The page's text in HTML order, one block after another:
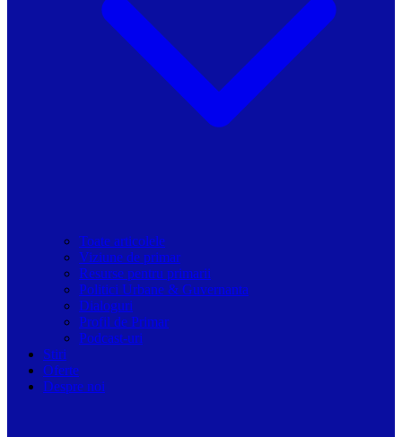
Toate articolele
Viziune de primar
Resurse pentru primarii
Politici Urbane & Guvernanta
Dialoguri
Profil de Primar
Podcast-uri
Stiri
Oferte
Despre noi